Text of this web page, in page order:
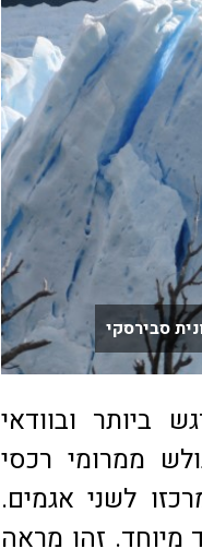
סבירסקי
ביותר ובוודאי
ממרומי רכסי
לשני אגמים.
מיוחד. זהו מראה